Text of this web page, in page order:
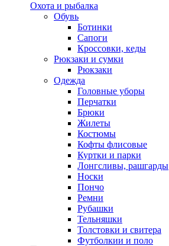
Охота и рыбалка
Обувь
Ботинки
Сапоги
Кроссовки, кеды
Рюкзаки и сумки
Рюкзаки
Одежда
Головные уборы
Перчатки
Брюки
Жилеты
Костюмы
Кофты флисовые
Куртки и парки
Лонгсливы, рашгарды
Носки
Пончо
Ремни
Рубашки
Тельняшки
Толстовки и свитера
Футболкии и поло